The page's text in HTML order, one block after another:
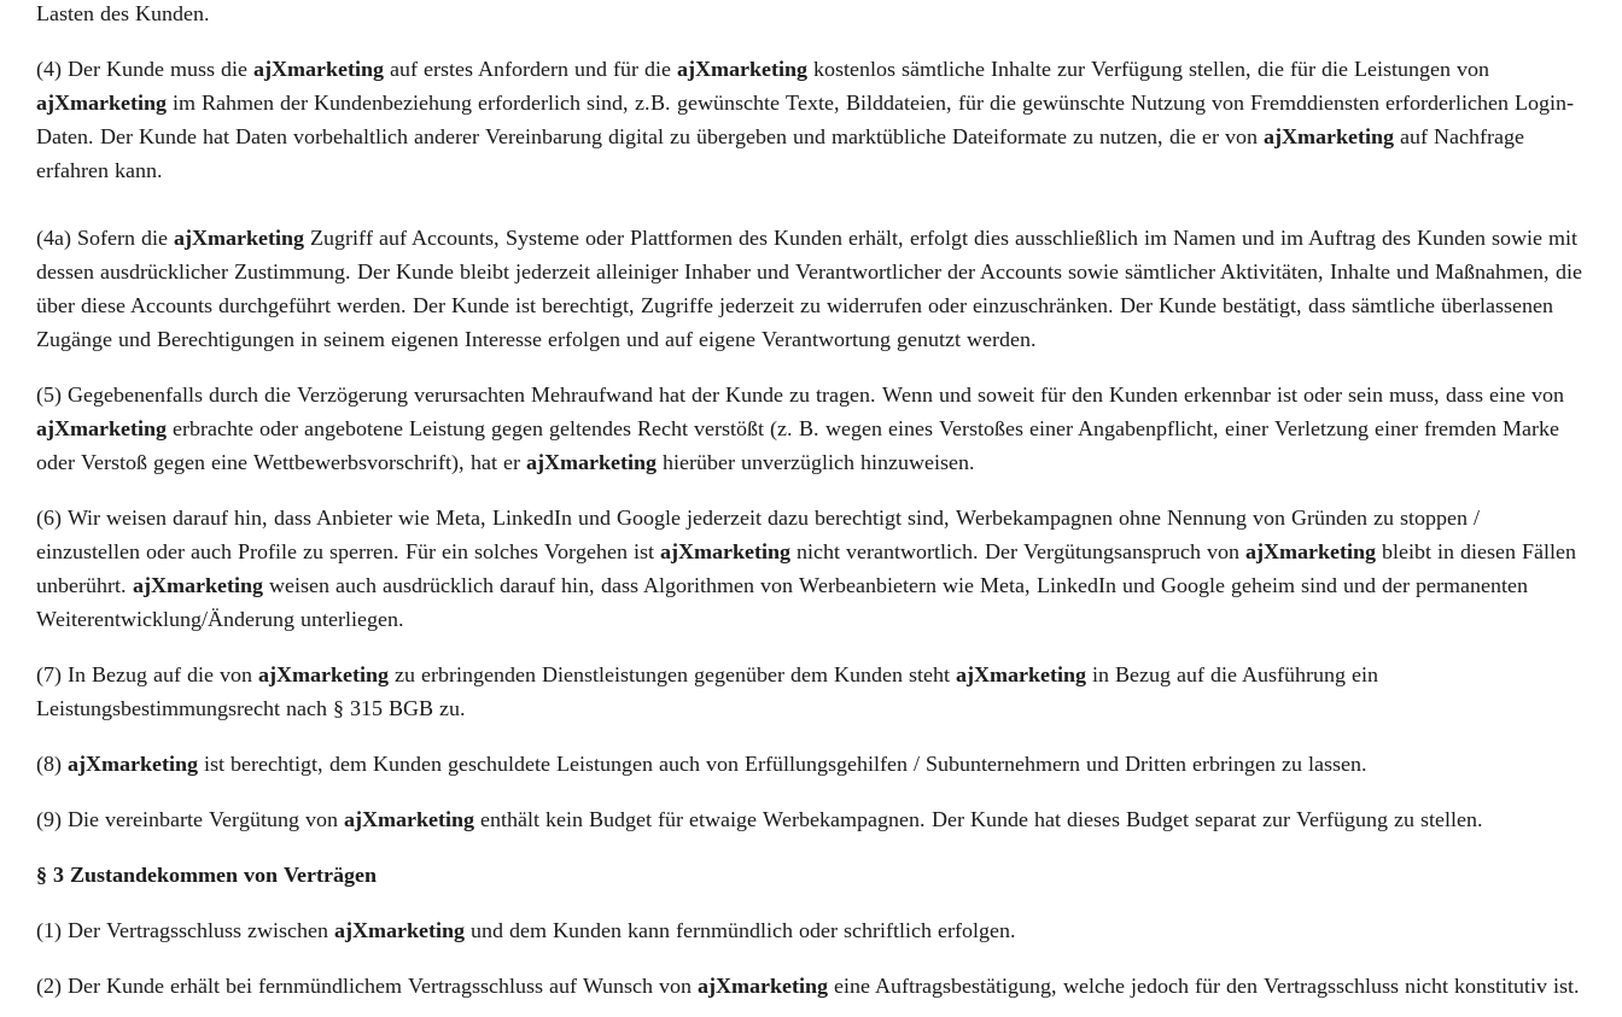
Lasten des Kunden.
(4) Der Kunde muss die ajXmarketing auf erstes Anfordern und für die ajXmarketing kostenlos sämtliche Inhalte zur Verfügung stellen, die für die Leistungen von
ajXmarketing im Rahmen der Kundenbeziehung erforderlich sind, z.B. gewünschte Texte, Bilddateien, für die gewünschte Nutzung von Fremddiensten erforderlichen Login-
Daten. Der Kunde hat Daten vorbehaltlich anderer Vereinbarung digital zu übergeben und marktübliche Dateiformate zu nutzen, die er von ajXmarketing auf Nachfrage
erfahren kann.
(4a) Sofern die ajXmarketing Zugriff auf Accounts, Systeme oder Plattformen des Kunden erhält, erfolgt dies ausschließlich im Namen und im Auftrag des Kunden sowie mit
dessen ausdrücklicher Zustimmung. Der Kunde bleibt jederzeit alleiniger Inhaber und Verantwortlicher der Accounts sowie sämtlicher Aktivitäten, Inhalte und Maßnahmen, die
über diese Accounts durchgeführt werden. Der Kunde ist berechtigt, Zugriffe jederzeit zu widerrufen oder einzuschränken. Der Kunde bestätigt, dass sämtliche überlassenen
Zugänge und Berechtigungen in seinem eigenen Interesse erfolgen und auf eigene Verantwortung genutzt werden.
(5) Gegebenenfalls durch die Verzögerung verursachten Mehraufwand hat der Kunde zu tragen. Wenn und soweit für den Kunden erkennbar ist oder sein muss, dass eine von
ajXmarketing erbrachte oder angebotene Leistung gegen geltendes Recht verstößt (z. B. wegen eines Verstoßes einer Angabenpflicht, einer Verletzung einer fremden Marke
oder Verstoß gegen eine Wettbewerbsvorschrift), hat er ajXmarketing hierüber unverzüglich hinzuweisen.
(6) Wir weisen darauf hin, dass Anbieter wie Meta, LinkedIn und Google jederzeit dazu berechtigt sind, Werbekampagnen ohne Nennung von Gründen zu stoppen /
einzustellen oder auch Profile zu sperren. Für ein solches Vorgehen ist ajXmarketing nicht verantwortlich. Der Vergütungsanspruch von ajXmarketing bleibt in diesen Fällen
unberührt. ajXmarketing weisen auch ausdrücklich darauf hin, dass Algorithmen von Werbeanbietern wie Meta, LinkedIn und Google geheim sind und der permanenten
Weiterentwicklung/Änderung unterliegen.
(7) In Bezug auf die von ajXmarketing zu erbringenden Dienstleistungen gegenüber dem Kunden steht ajXmarketing in Bezug auf die Ausführung ein
Leistungsbestimmungsrecht nach § 315 BGB zu.
(8) ajXmarketing ist berechtigt, dem Kunden geschuldete Leistungen auch von Erfüllungsgehilfen / Subunternehmern und Dritten erbringen zu lassen.
(9) Die vereinbarte Vergütung von ajXmarketing enthält kein Budget für etwaige Werbekampagnen. Der Kunde hat dieses Budget separat zur Verfügung zu stellen.
§ 3 Zustandekommen von Verträgen
(1) Der Vertragsschluss zwischen ajXmarketing und dem Kunden kann fernmündlich oder schriftlich erfolgen.
(2) Der Kunde erhält bei fernmündlichem Vertragsschluss auf Wunsch von ajXmarketing eine Auftragsbestätigung, welche jedoch für den Vertragsschluss nicht konstitutiv ist.